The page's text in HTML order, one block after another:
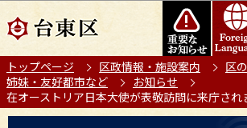
の
ー
ジ
の
このページの本文へ移動
トップページ 区政情報・施設案内
区
姉妹・友好都市など
お知らせ
在オーストリア日本大使が表敬訪問に来庁され